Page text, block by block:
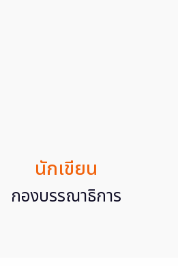
นักเขียน
กองบรรณาธิการ